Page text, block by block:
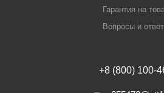
Гарантия на
Вопросы и
+8 (800) 100-